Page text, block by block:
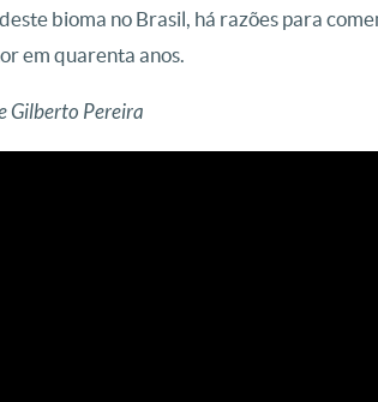
bioma no Brasil, há razões para
em quarenta anos.
Gilberto Pereira